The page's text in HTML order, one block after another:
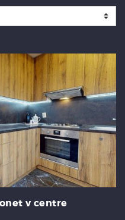
v centre